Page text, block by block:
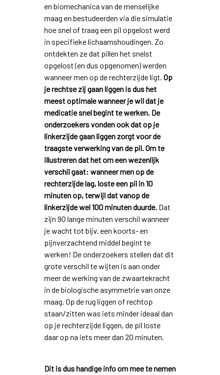
en biomechanica van de menselijke
maag en bestudeerden via die simulatie
hoe snel of traag een pil opgelost werd
in specifieke lichaamshoudingen. Zo
ontdekten ze dat pillen het snelst
opgelost (en dus opgenomen) werden
wanneer men op de rechterzijde ligt. Op
je rechtse zij gaan liggen is dus het
meest optimale wanneer je wil dat je
medicatie snel begint te werken. De
onderzoekers vonden ook dat op je
linkerzijde gaan liggen zorgt voor de
traagste verwerking van de pil. Om te
illustreren dat het om een wezenlijk
verschil gaat: wanneer men op de
rechterzijde lag, loste een pil in 10
minuten op, terwijl dat vanop de
linkerzijde wel 100 minuten duurde.Dat
zijn 90 lange minuten verschil wanneer
je wacht tot bijv. een koorts- en
pijnverzachtend middel begint te
werken! De onderzoekers stellen dat dit
grote verschil te wijten is aan onder
meer de werking van de zwaartekracht
in de biologische asymmetrie van onze
maag. Op de rug liggen of rechtop
staan/zitten was iets minder ideaal dan
op je rechterzijde liggen, de pil loste
daar op na iets meer dan 20 minuten.
Dit is dus handige info om mee te nemen